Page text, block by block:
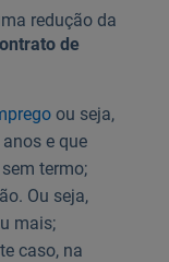
redução da
de
ou seja,
e que
termo;
Ou seja,
mais;
caso, na